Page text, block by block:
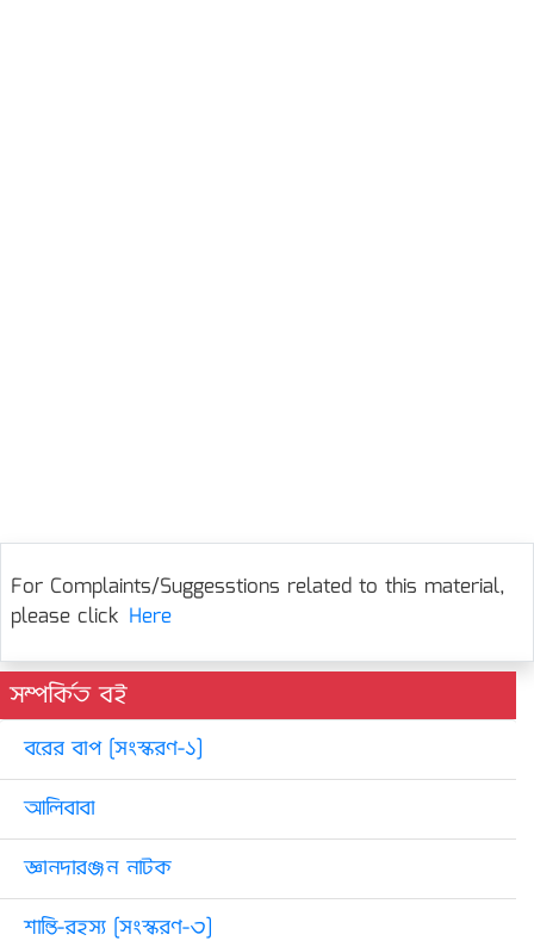
For Complaints/Suggesstions related to this material,
please click Here
সম্পর্কিত বই
বরের বাপ [সংস্করণ-১]
আলিবাবা
জ্ঞানদারঞ্জন নাটক
শান্তি-রহস্য [সংস্করণ-৩]